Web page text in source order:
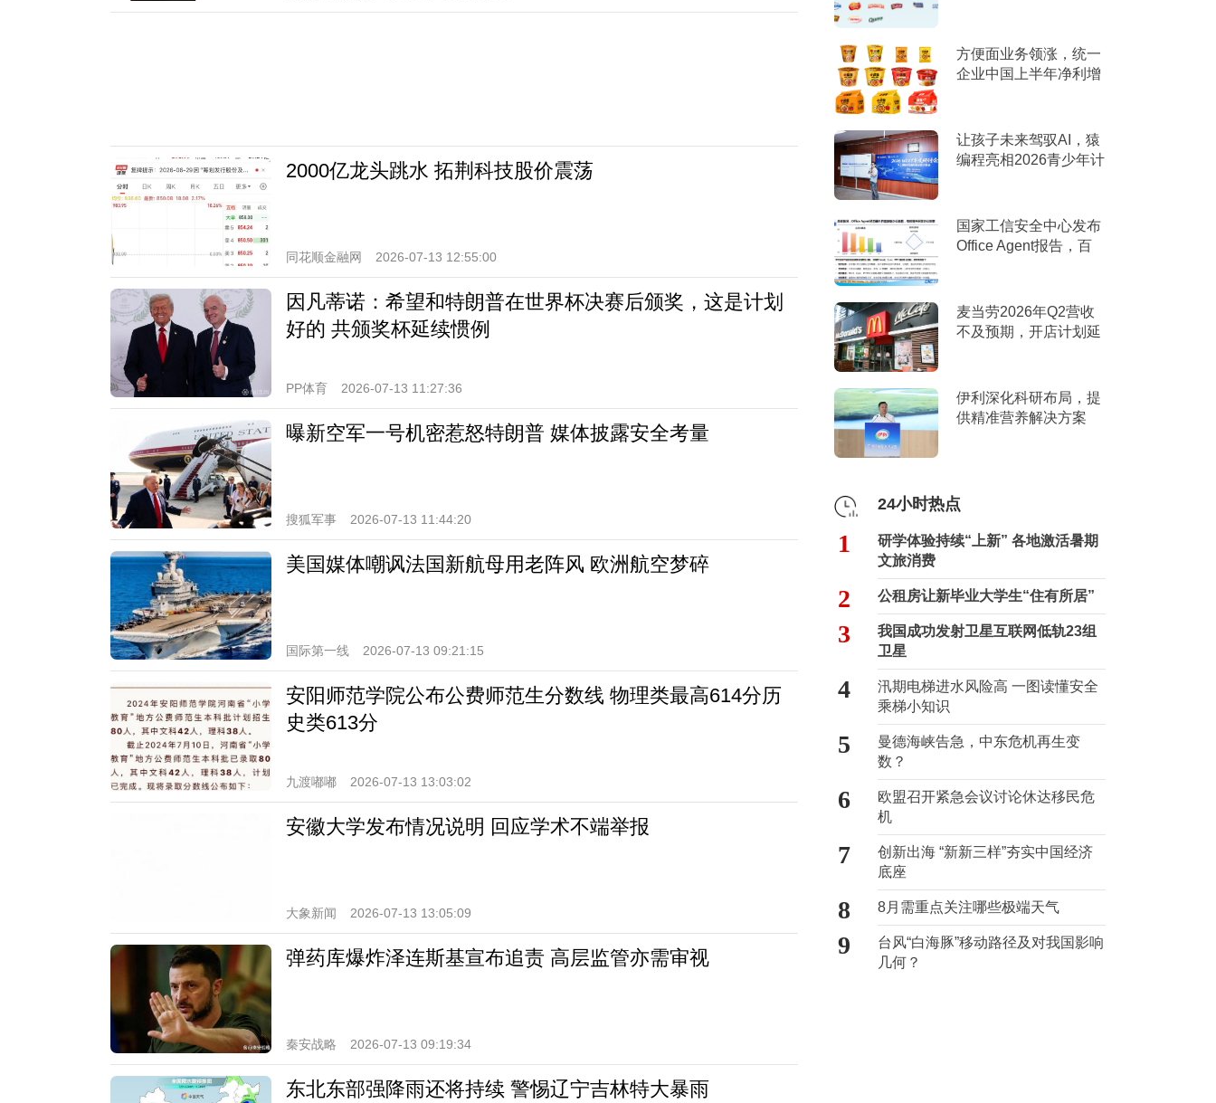
2000亿龙头跳水 拓荆科技股价震荡
同花顺金融网 2026-07-13 12:55:00
因凡蒂诺：希望和特朗普在世界杯决赛后颁奖，这是计划
好的 共颁奖杯延续惯例
PP体育 2026-07-13 11:27:36
曝新空军一号机密惹怒特朗普 媒体披露安全考量
搜狐军事 2026-07-13 11:44:20
美国媒体嘲讽法国新航母用老阵风 欧洲航空梦碎
国际第一线 2026-07-13 09:21:15
安阳师范学院公布公费师范生分数线 物理类最高614分历
史类613分
九渡嘟嘟 2026-07-13 13:03:02
安徽大学发布情况说明 回应学术不端举报
大象新闻 2026-07-13 13:05:09
弹药库爆炸泽连斯基宣布追责 高层监管亦需审视
秦安战略 2026-07-13 09:19:34
东北东部强降雨还将持续 警惕辽宁吉林特大暴雨
方便面业务领涨，统一
企业中国上半年净利增
让孩子未来驾驭AI，猿
编程亮相2026青少年计
国家工信安全中心发布
Office Agent报告，百
麦当劳2026年Q2营收
不及预期，开店计划延
伊利深化科研布局，提
供精准营养解决方案
24小时热点
1
研学体验持续“上新” 各地激活暑期
文旅消费
2 公租房让新毕业大学生“住有所居”
3
我国成功发射卫星互联网低轨23组
卫星
4
汛期电梯进水风险高 一图读懂安全
乘梯小知识
5
曼德海峡告急，中东危机再生变
数？
6
欧盟召开紧急会议讨论休达移民危
机
7
创新出海 “新新三样”夯实中国经济
底座
8 8月需重点关注哪些极端天气
9
台风“白海豚”移动路径及对我国影响
几何？